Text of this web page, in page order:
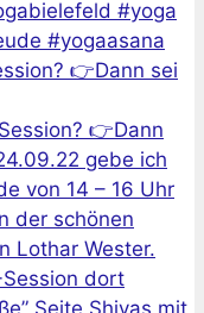
👉Dann sei